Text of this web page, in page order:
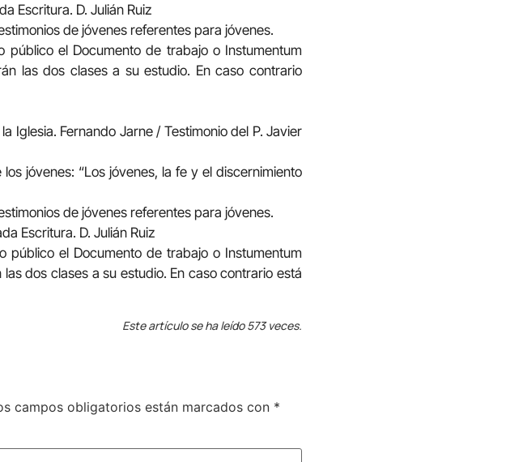
Escritura. D. Julián Ruiz
de jóvenes referentes para jóvenes.
el Documento de trabajo o Instumentum
las dos clases a su estudio. En caso contrario
Iglesia. Fernando Jarne / Testimonio del P. Javier
jóvenes: “Los jóvenes, la fe y el discernimiento
de jóvenes referentes para jóvenes.
Escritura. D. Julián Ruiz
público el Documento de trabajo o Instumentum
dos clases a su estudio. En caso contrario está
Este artículo se ha leído 573 veces.
campos obligatorios están marcados con *